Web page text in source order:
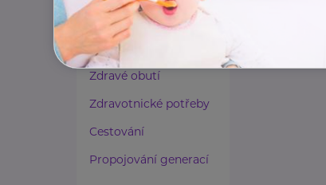
Lázeňství a wellness
Zdravé spaní a sezení
Zdravé obutí
Zdravotnické potřeby
Cestování
Propojování generací